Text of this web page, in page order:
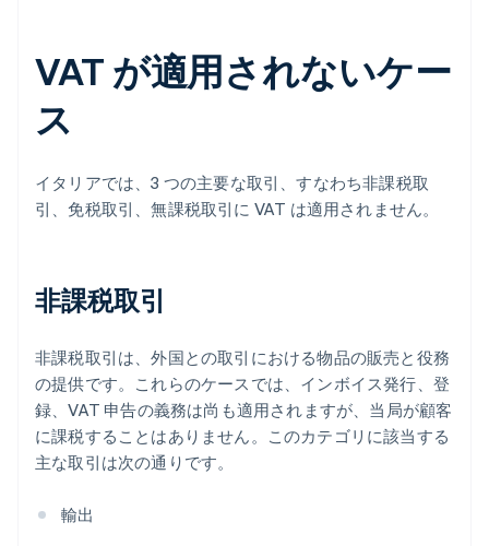
VAT が適用されないケー
ス
イタリアでは、3 つの主要な取引、すなわち非課税取
引、免税取引、無課税取引に VAT は適用されません。
非課税取引
非課税取引は、外国との取引における物品の販売と役務
の提供です。これらのケースでは、インボイス発行、登
録、VAT 申告の義務は尚も適用されますが、当局が顧客
に課税することはありません。このカテゴリに該当する
主な取引は次の通りです。
輸出